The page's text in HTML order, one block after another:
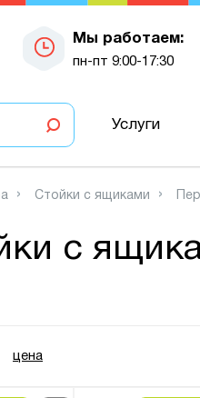
Мы работаем:
пн-пт 9:00-17:30
Услуги
Стойки с ящиками
с
цена